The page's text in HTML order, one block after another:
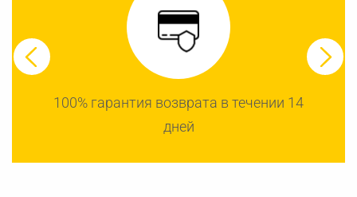
100% гарантия возврата в течении 14
дней